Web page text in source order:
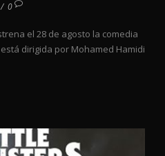
/ 0
el 28 de agosto la comedia
está dirigida por Mohamed Hamidi